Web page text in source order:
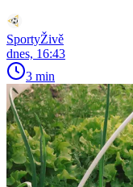
SportyŽivě
dnes, 16:43
3 min